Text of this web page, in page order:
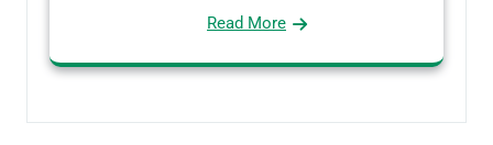
Read More